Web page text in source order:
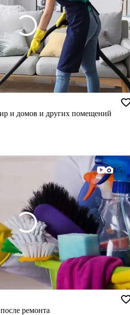
и домов и других помещений
1/5
ремонта